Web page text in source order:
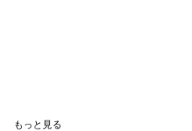
もっと見る